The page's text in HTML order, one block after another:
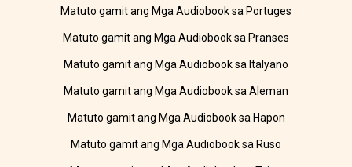
Matuto gamit ang Mga Audiobook sa Portuges
Matuto gamit ang Mga Audiobook sa Pranses
Matuto gamit ang Mga Audiobook sa Italyano
Matuto gamit ang Mga Audiobook sa Aleman
Matuto gamit ang Mga Audiobook sa Hapon
Matuto gamit ang Mga Audiobook sa Ruso